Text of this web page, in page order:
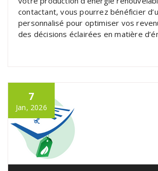
contactant, vous pourrez bénéficier
personnalisé pour optimiser vos
des décisions éclairées en matière
7
Jan, 2026